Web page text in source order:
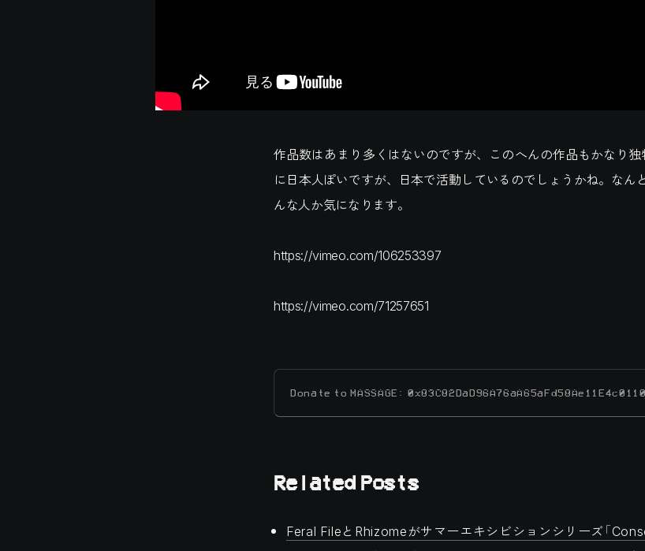
作品数はあまり多くはないのですが、このへんの作品もかなり
に日本人ぽいですが、日本で活動しているのでしょうかね。なん
んな人か気になります。
https://vimeo.com/106253397
https://vimeo.com/71257651
Donate to MASSAGE:
Related Posts
Feral FileとRhizomeがサマーエキシビションシリーズ「